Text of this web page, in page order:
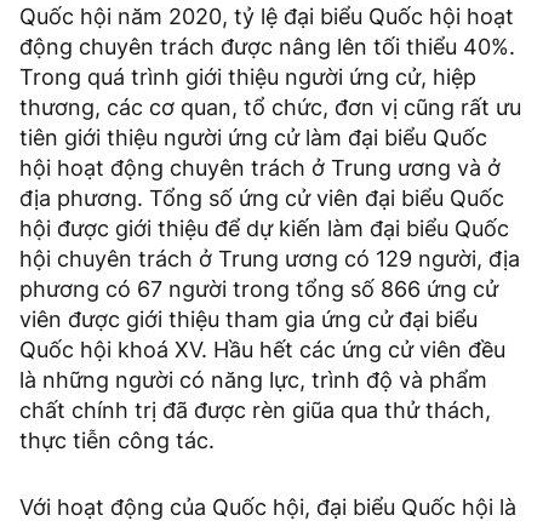
Quốc hội năm 2020, tỷ lệ đại biểu Quốc hội hoạt
động chuyên trách được nâng lên tối thiểu 40%.
Trong quá trình giới thiệu người ứng cử, hiệp
thương, các cơ quan, tổ chức, đơn vị cũng rất ưu
tiên giới thiệu người ứng cử làm đại biểu Quốc
hội hoạt động chuyên trách ở Trung ương và ở
địa phương. Tổng số ứng cử viên đại biểu Quốc
hội được giới thiệu để dự kiến làm đại biểu Quốc
hội chuyên trách ở Trung ương có 129 người, địa
phương có 67 người trong tổng số 866 ứng cử
viên được giới thiệu tham gia ứng cử đại biểu
Quốc hội khoá XV. Hầu hết các ứng cử viên đều
là những người có năng lực, trình độ và phẩm
chất chính trị đã được rèn giũa qua thử thách,
thực tiễn công tác.
Với hoạt động của Quốc hội, đại biểu Quốc hội là